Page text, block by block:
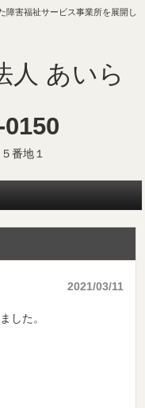
障害福祉サービス事業所を展開し
人 あいら
番地１
2021/03/11
した。